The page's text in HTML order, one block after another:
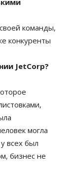
команды,
конкуренты
JetCorp?
могла
всех был
бизнес не